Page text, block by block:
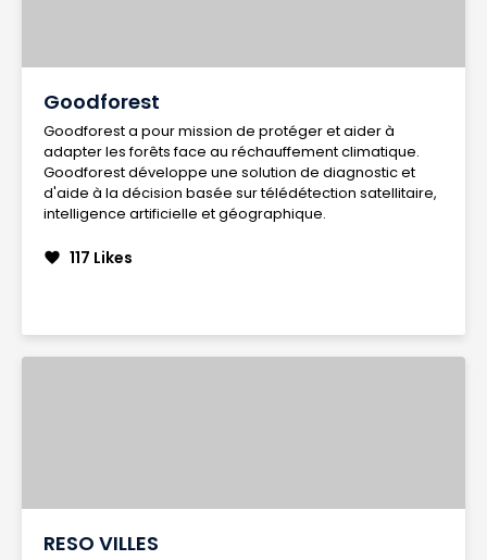
Goodforest
Goodforest a pour mission de protéger et aider à
adapter les forêts face au réchauffement climatique.
Goodforest développe une solution de diagnostic et
d'aide à la décision basée sur télédétection satellitaire,
intelligence artificielle et géographique.
favorite 117 Likes
RESO VILLES